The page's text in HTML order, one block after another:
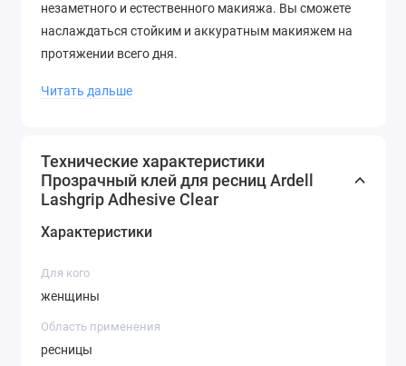
незаметного и естественного макияжа. Вы сможете
наслаждаться стойким и аккуратным макияжем на
протяжении всего дня.
✅Легкое нанесение: “Lashgrip Adhesive Clear” легко и
контролировать количество клея и равномерно
распределять его по ресницам, обеспечивая
идеальную фиксацию.
Читать дальше
Технические характеристики
Прозрачный клей для ресниц Ardell
Lashgrip Adhesive Clear
Характеристики
Для кого
женщины
Область применения
ресницы